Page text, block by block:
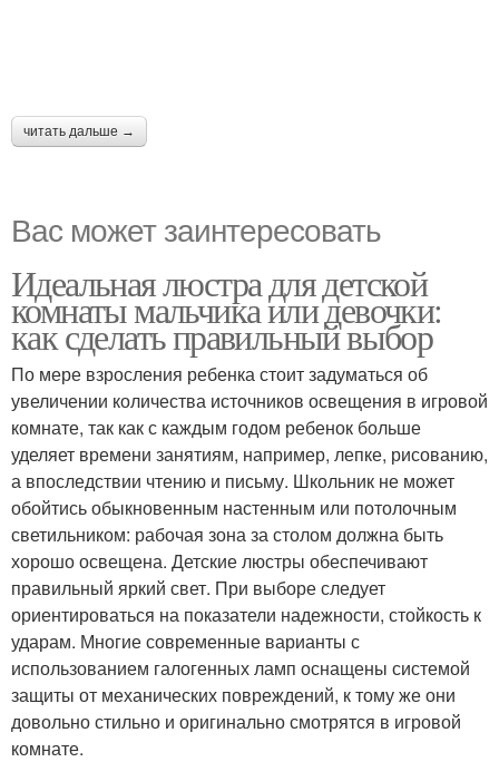
читать дальше →
Вас может заинтересовать
Идеальная люстра для детской
комнаты мальчика или девочки:
как сделать правильный выбор
По мере взросления ребенка стоит задуматься об
увеличении количества источников освещения в игровой
комнате, так как с каждым годом ребенок больше
уделяет времени занятиям, например, лепке, рисованию,
а впоследствии чтению и письму. Школьник не может
обойтись обыкновенным настенным или потолочным
светильником: рабочая зона за столом должна быть
хорошо освещена. Детские люстры обеспечивают
правильный яркий свет. При выборе следует
ориентироваться на показатели надежности, стойкость к
ударам. Многие современные варианты с
использованием галогенных ламп оснащены системой
защиты от механических повреждений, к тому же они
довольно стильно и оригинально смотрятся в игровой
комнате.